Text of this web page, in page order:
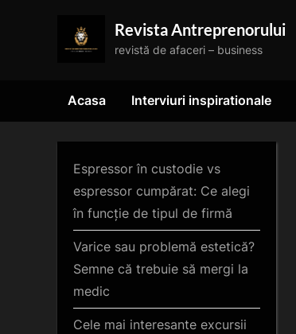
Revista Antreprenorului
revistă de afaceri – business
Acasa Interviuri inspirationale
Espressor în custodie vs
espressor cumpărat: Ce alegi
în funcție de tipul de firmă
Varice sau problemă estetică?
Semne că trebuie să mergi la
medic
Cele mai interesante excursii